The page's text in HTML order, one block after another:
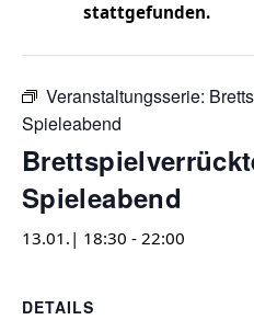
stattgefunden.
Veranstaltungsserie:
Spieleabend
Spieleabend
13.01.| 18:30 - 22:00
DETAILS